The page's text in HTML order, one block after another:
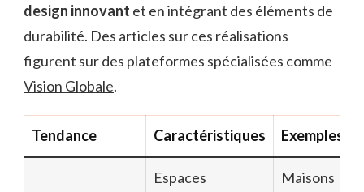
design innovant et en intégrant des éléments de
durabilité. Des articles sur ces réalisations
figurent sur des plateformes spécialisées comme
Vision Globale.
Tendance Caractéristiques Exemples
Espaces
Maisons